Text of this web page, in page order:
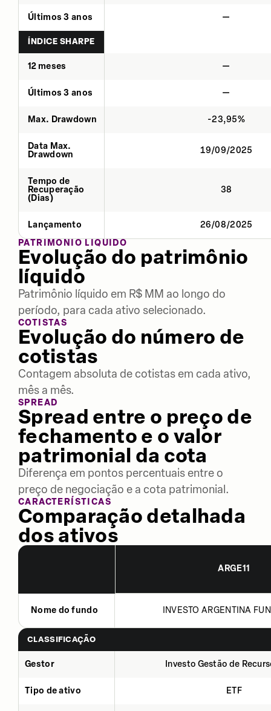
Últimos 3 anos —
ÍNDICE SHARPE
12 meses —
Últimos 3 anos —
Max. Drawdown -23,95%
Data Max.
Drawdown
19/09/2025
Tempo de
Recuperação
(Dias)
38
Lançamento
26/08/2025
PATRIMÔNIO LÍQUIDO
Evolução do patrimônio
líquido
Patrimônio líquido em R$ MM ao longo do
período, para cada ativo selecionado.
COTISTAS
Evolução do número de
cotistas
Contagem absoluta de cotistas em cada ativo,
mês a mês.
SPREAD
Spread entre o preço de
fechamento e o valor
patrimonial da cota
Diferença em pontos percentuais entre o
preço de negociação e a cota patrimonial.
CARACTERÍSTICAS
Comparação detalhada
dos ativos
ARGE11
Nome do fundo INVESTO ARGENTINA
CLASSIFICAÇÃO
Gestor Investo Gestão de
Tipo de ativo ETF